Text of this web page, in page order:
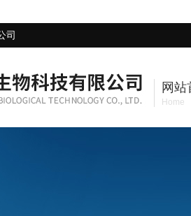
司
网站
Home